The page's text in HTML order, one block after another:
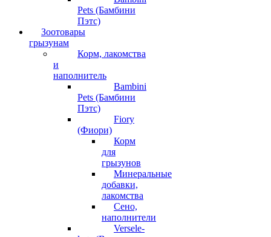
Pets (Бамбини
Пэтс)
Зоотовары
грызунам
Корм, лакомства
и
наполнитель
Bambini
Pets (Бамбини
Пэтс)
Fiory
(Фиори)
Корм
для
грызунов
Минеральные
добавки,
лакомства
Сено,
наполнители
Versele-